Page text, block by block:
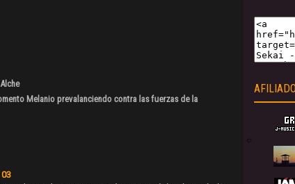
Melanio prevalanciendo contra las fuerzas de la